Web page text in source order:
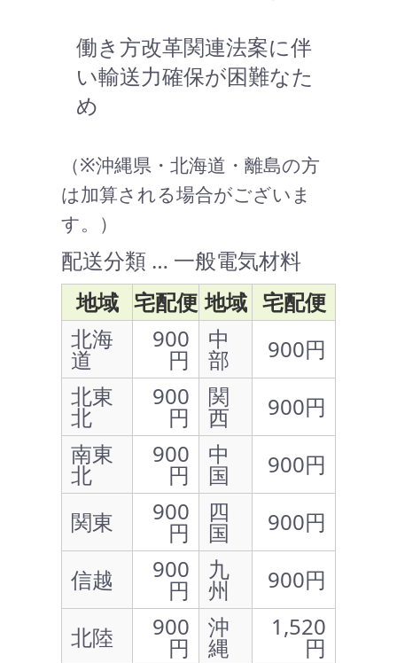
働き方改革関連法案に伴
い輸送力確保が困難なた
め
（※沖縄県・北海道・離島の方
は加算される場合がございま
す。）
配送分類 … 一般電気材料
地域 宅配便 地域 宅配便
北海
道
900
円
中
部
900円
北東
北
900
円
関
西
900円
南東
北
900
円
中
国
900円
関東
900
円
四
国
900円
信越
900
円
九
州
900円
北陸
900
円
沖
縄
1,520
円